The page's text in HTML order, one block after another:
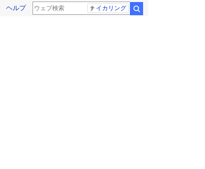
ヘルプ イカリング